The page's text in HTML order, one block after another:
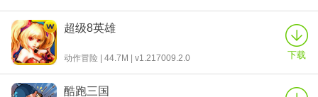
图，你想要的都能满足!智能匹配，公平对战，凭实力定胜负!
【百种坦克千种技能】
上百种坦克，4大兵种分工，免费收集使用，团队协同作战，策略配
合激情开搞。科幻、卡通、军事，丰富坦克皮肤，总有一款你喜欢!
创新坦克技能，超百种搭配，实力秀操作!
超级8英雄
动作冒险 | 44.7M | v1.217009.2.0 下载
酷跑三国